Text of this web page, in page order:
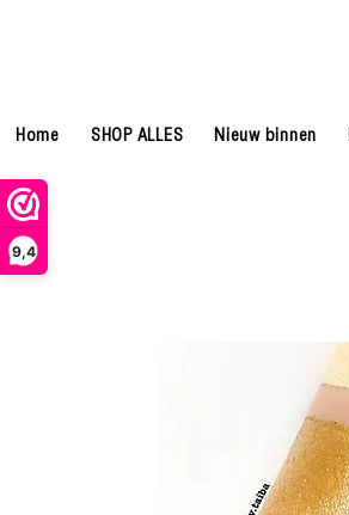
9,4
Home SHOP ALLES Nieuw binnen